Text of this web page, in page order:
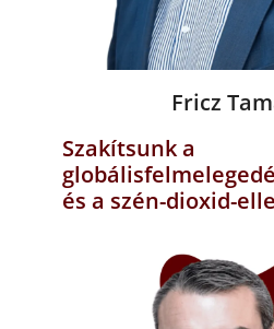
Fricz
Szakítsunk a
és a szén-dioxid-